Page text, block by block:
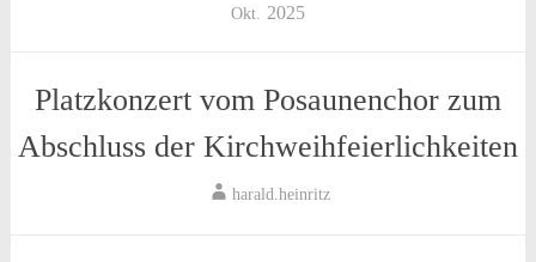
Okt. 2025
Platzkonzert vom Posaunenchor zum
Abschluss der Kirchweihfeierlichkeiten
harald.heinritz